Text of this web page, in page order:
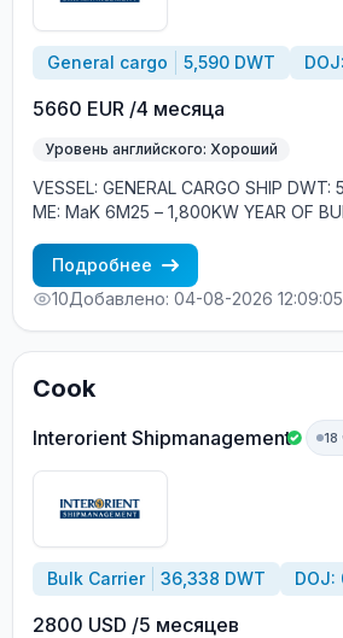
General cargo 5,590 DWT
5660 EUR /4 месяца
Уровень английского: Хороший
VESSEL: GENERAL CARGO SHIP
ME: MaK 6M25 – 1,800KW YEAR OF
GOOD ENGLISH - EXPERIENCE MIN. 2
GENERAL CARGO SHIPS
Подробнее
10Добавлено: 04-08-2026 12:09:05
Cook
Interorient Shipmanagement 18
Bulk Carrier 36,338 DWT
2800 USD /5 месяцев